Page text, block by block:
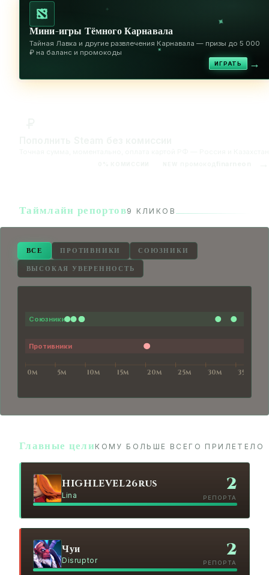
✦
✦
✦
Мини-игры Тёмного Карнавала
Тайная Лавка и другие развлечения Карнавала — призы до 5 000
₽ на баланс и промокоды
ИГРАТЬ →
Таймлайн репортов9 КЛИКОВ
ВСЕ ПРОТИВНИКИ
СОЮЗНИКИ
ВЫСОКАЯ УВЕРЕННОСТЬ
Главные цели КОМУ БОЛЬШЕ ВСЕГО ПРИЛЕТЕЛО
HIGHLEVEL26rus
Lina
2
РЕПОРТА
Чуи
Disruptor
2
РЕПОРТА